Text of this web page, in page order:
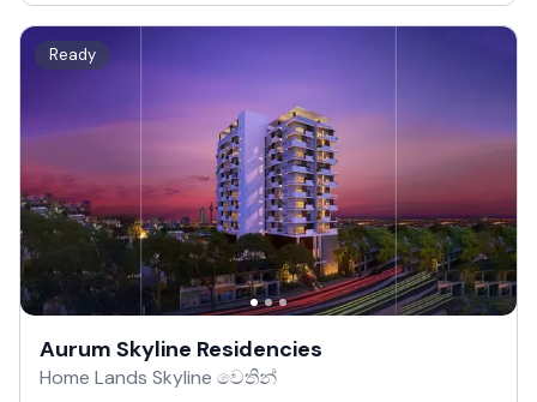
Ready
Aurum Skyline Residencies
Home Lands Skyline වෙතින්